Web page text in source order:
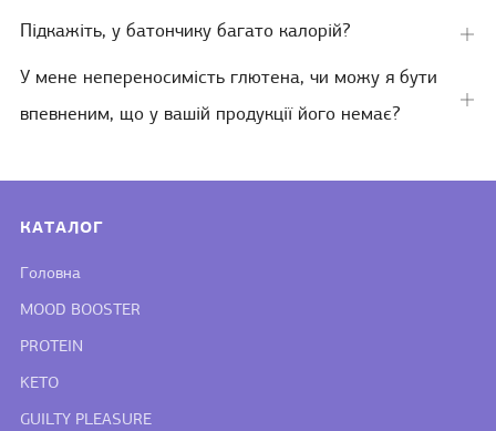
Підкажіть, у батончику багато калорій?
У мене непереносимість глютена, чи можу я бути
впевненим, що у вашій продукції його немає?
КАТАЛОГ
Головна
MOOD BOOSTER
PROTEIN
KETO
GUILTY PLEASURE